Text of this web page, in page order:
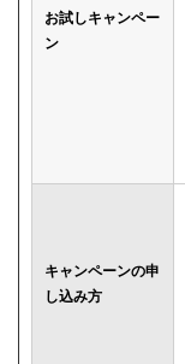
お試しキャンペー
ン
キャンペーンの申
し込み方